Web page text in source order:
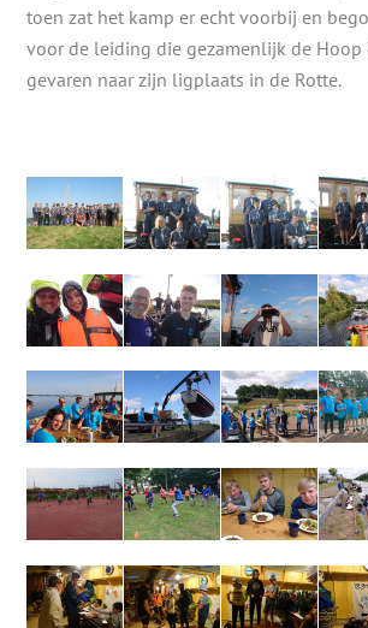
toen zat het kamp er echt voorbij en
voor de leiding die gezamenlijk de Hoop
gevaren naar zijn ligplaats in de Rotte.